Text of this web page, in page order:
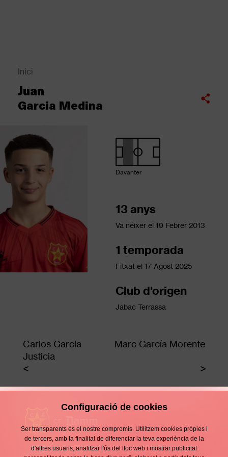
Fil
d'Ariadna
Inici
Juan
Garcia Medina
Compartir
Davanter
13 anys
Va néixer el 19 Febrer 2013
1 temporada
Fitxat el 17 Agost 2025
Club d'origen
Jabac Terrassa
Carlos Garcia
Justicia
Marc García Morente
Configuració de cookies
Ser transparents és el nostre compromís. Utilitzem cookies pròpies i
de tercers, amb la finalitat de diferenciar la teva experiència de la
d'altres usuaris, analitzar l'ús del lloc web i mostrar publicitat